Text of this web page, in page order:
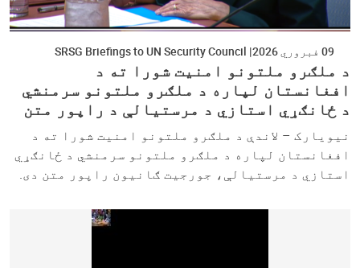
09 فبروري 2026
د ملګرو ملتونو امنیت شورا ته د
افغانستان لپاره د ملګرو ملتونو سرمنشي
د ځانګړي استازي د مرستیالې د راپور متن
نیویارک – لاندې د ملګرو ملتونو امنیت شورا ته د
افغانستان لپاره د ملګرو ملتونو سرمنشي د ځانګړي
استازي د مرستیالې، جورجیت ګانیون راپور متن دی.